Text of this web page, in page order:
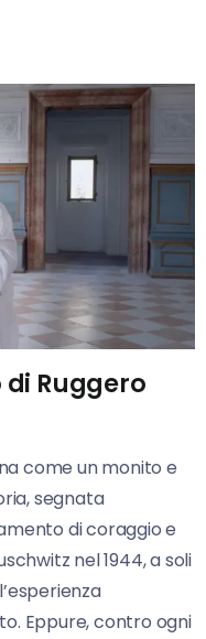
Ruggero
come un monito e
segnata
di coraggio e
nel 1944, a soli
Eppure, contro ogni